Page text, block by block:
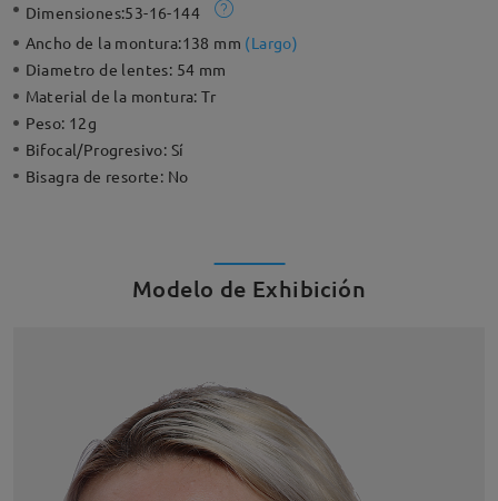
Dimensiones:53-16-144
Ancho de la montura:138 mm (Largo)
Diametro de lentes: 54 mm
Material de la montura:Tr
Peso: 12g
Bifocal/Progresivo: Sí
Bisagra de resorte: No
Modelo de Exhibición